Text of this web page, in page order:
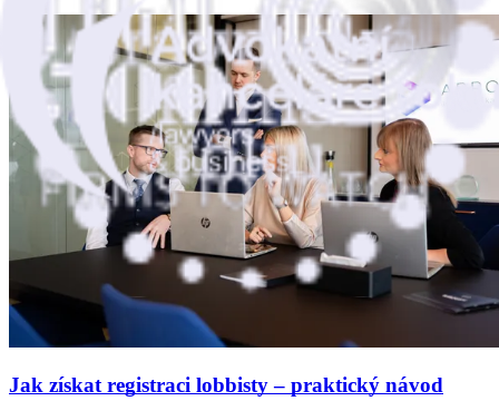
Jak získat registraci lobbisty – praktický návod